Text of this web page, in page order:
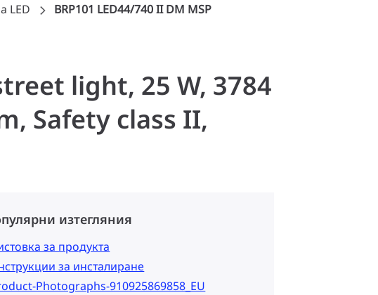
LED BRP101 LED44/740 II DM MSP
light, 25 W, 3784
Safety class II,
изтегляния
за продукта
за инсталиране
Photographs-910925869858_EU